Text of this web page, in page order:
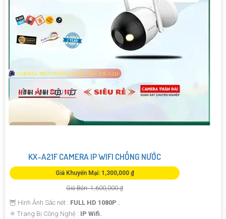
KX-A21F CAMERA IP WIFI CHỐNG NƯỚC
Giá Khuyến Mại: 1,300,000 ₫
Giá Bán: 1,600,000 ₫
🦉 Hình Ảnh Sắc nét : FULL HD 1080P .
⚛️ Trang Bị Công Nghệ : IP Wifi.